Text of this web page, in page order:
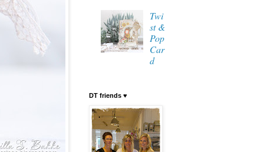
Twi
st &
Pop
Car
d
DT friends ♥